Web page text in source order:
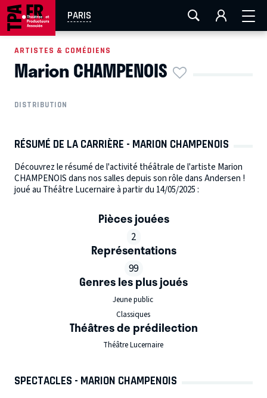
PARIS
AIX-MARSEILLE LA ROCHELLE
EN TOURNÉE
ARTISTES & COMÉDIENS
Marion CHAMPENOIS
DISTRIBUTION
RÉSUMÉ DE LA CARRIÈRE - MARION CHAMPENOIS
Découvrez le résumé de l'activité théâtrale de l'artiste Marion
CHAMPENOIS dans nos salles depuis son rôle dans Andersen !
joué au Théâtre Lucernaire à partir du 14/05/2025 :
Pièces jouées
2
Représentations
99
Genres les plus joués
Jeune public
Classiques
Théâtres de prédilection
Théâtre Lucernaire
SPECTACLES - MARION CHAMPENOIS